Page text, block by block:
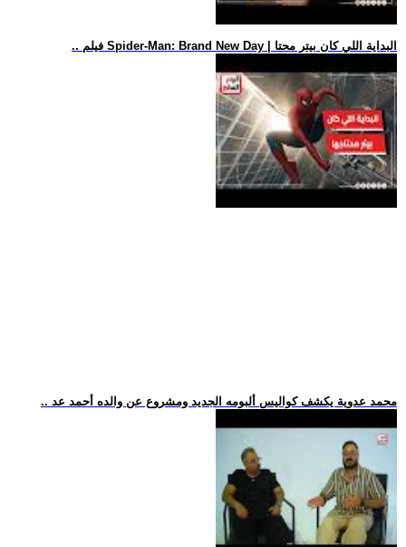
.. فيلم Spider-Man: Brand New Day | البداية اللي كان بيتر محتا
.. محمد عدوية يكشف كواليس ألبومه الجديد ومشروع عن والده أحمد عد